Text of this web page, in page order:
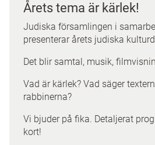
Årets tema är kärlek!
Judiska församlingen i
presenterar årets judiska
Det blir samtal, musik,
Vad är kärlek? Vad säger
rabbinerna?
Vi bjuder på fika. Detaljerat
kort!